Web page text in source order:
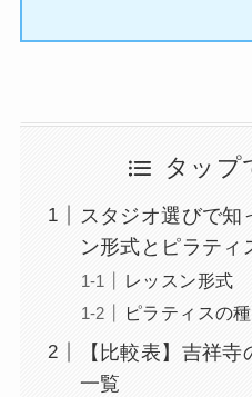
タップ
スタジオ選びで知
ン形式とピラティ
レッスン形式
ピラティスの
【比較表】吉祥
一覧